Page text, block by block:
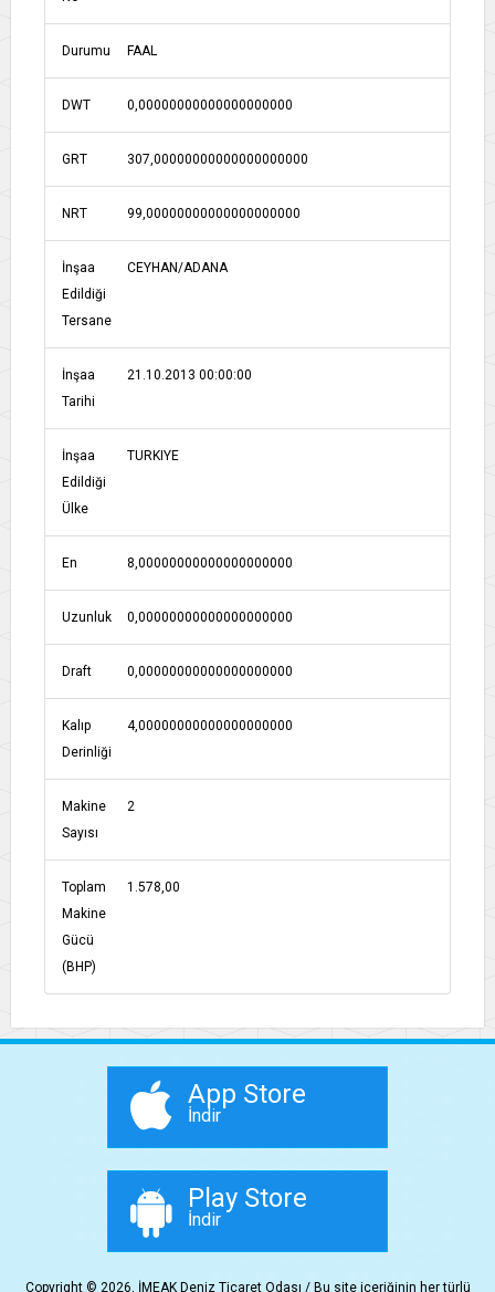
Durumu FAAL
DWT 0,00000000000000000000
GRT 307,00000000000000000000
NRT 99,00000000000000000000
İnşaa
Edildiği
Tersane
CEYHAN/ADANA
İnşaa
Tarihi
21.10.2013 00:00:00
İnşaa
Edildiği
Ülke
TURKIYE
En 8,00000000000000000000
Uzunluk 0,00000000000000000000
Draft 0,00000000000000000000
Kalıp
Derinliği
4,00000000000000000000
Makine
Sayısı
2
Toplam
Makine
Gücü
(BHP)
1.578,00
App Store
İndir
Play Store
İndir
Copyright © 2026, İMEAK Deniz Ticaret Odası / Bu site içeriğinin her türlü